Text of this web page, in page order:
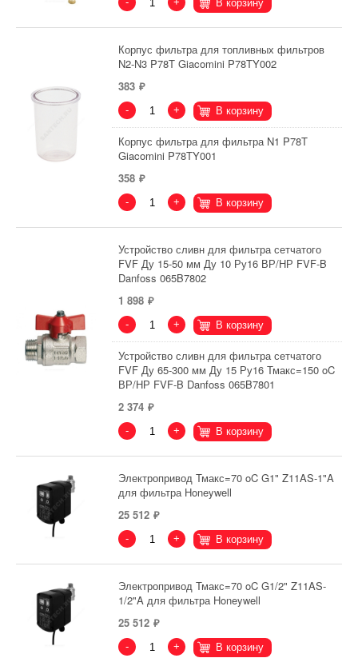
В корзину
Корпус фильтра для топливных фильтров
N2-N3 P78T Giacomini P78TY002
383
- + В корзину
Корпус фильтра для фильтра N1 P78T
Giacomini P78TY001
358
- + В корзину
Устройство сливн для фильтра сетчатого
FVF Ду 15-50 мм Ду 10 Ру16 ВР/НР FVF-B
Danfoss 065B7802
1 898
- + В корзину
Устройство сливн для фильтра сетчатого
FVF Ду 65-300 мм Ду 15 Ру16 Тмакс=150 oC
ВР/НР FVF-B Danfoss 065B7801
2 374
- + В корзину
Электропривод Тмакс=70 oC G1" Z11AS-1"A
для фильтра Honeywell
25 512
- + В корзину
Электропривод Тмакс=70 oC G1/2" Z11AS-
1/2"A для фильтра Honeywell
25 512
- + В корзину